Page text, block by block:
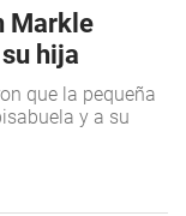
Markle
hija
que la pequeña
y a su